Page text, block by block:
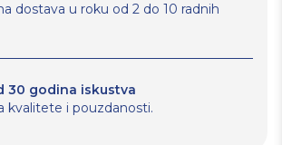
dostava u roku od 2 do 10 radnih
30 godina iskustva
kvalitete i pouzdanosti.